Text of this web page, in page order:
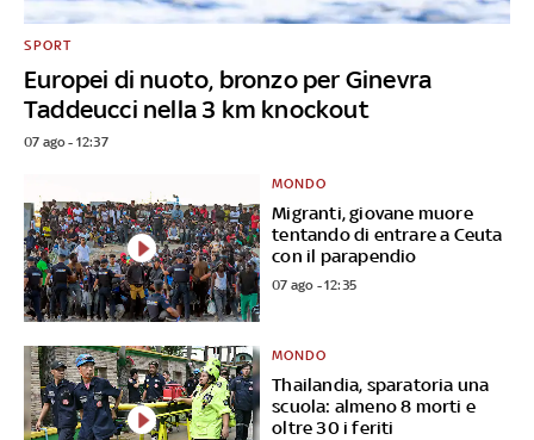
Europei di nuoto, bronzo per Ginevra
Taddeucci nella 3 km knockout
SPORT
07 ago - 12:37
Migranti, giovane muore
tentando di entrare a Ceuta
con il parapendio
MONDO
07 ago - 12:35
Thailandia, sparatoria una
scuola: almeno 8 morti e
oltre 30 i feriti
MONDO